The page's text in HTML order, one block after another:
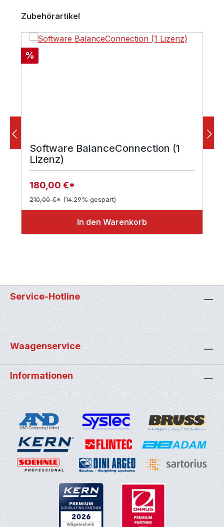
Produktgalerie überspringen
Zubehörartikel
Rabatt
%
Software BalanceConnection (1
Lizenz)
180,00 €*
210,00 €* (14.29% gespart)
In den Warenkorb
Service-Hotline
Waagenservice
Informationen